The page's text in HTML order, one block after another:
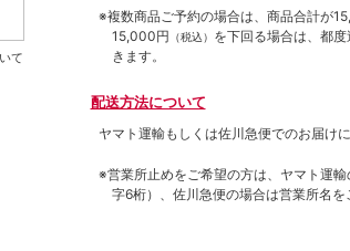
※複数商品ご予約の場合は、商品合計が
15,000円 （税込） を下回る場合は、都
きます。
配送方法について
ヤマト運輸もしくは佐川急便でのお届けに
※営業所止めをご希望の方は、ヤマト運
字6桁）、佐川急便の場合は営業所名を
て